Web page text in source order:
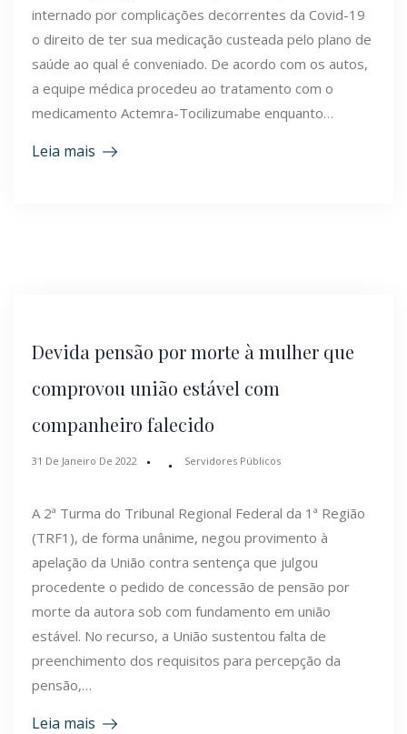
internado por complicações decorrentes da Covid-19
o direito de ter sua medicação custeada pelo plano de
saúde ao qual é conveniado. De acordo com os autos,
a equipe médica procedeu ao tratamento com o
medicamento Actemra-Tocilizumabe enquanto…
Leia mais
Devida pensão por morte à mulher que
comprovou união estável com
companheiro falecido
31 De Janeiro De 2022 Servidores Públicos
A 2ª Turma do Tribunal Regional Federal da 1ª Região
(TRF1), de forma unânime, negou provimento à
apelação da União contra sentença que julgou
procedente o pedido de concessão de pensão por
morte da autora sob com fundamento em união
estável. No recurso, a União sustentou falta de
preenchimento dos requisitos para percepção da
pensão,…
Leia mais